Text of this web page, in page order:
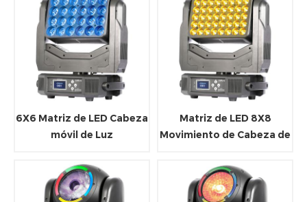
6X6 Matriz de LED Cabeza
móvil de Luz
Matriz de LED 8X8
Movimiento de Cabeza de